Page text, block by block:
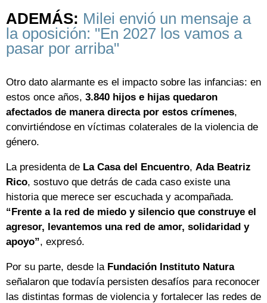
ADEMÁS: Milei envió un mensaje a
la oposición: "En 2027 los vamos a
pasar por arriba"
Otro dato alarmante es el impacto sobre las infancias: en
estos once años, 3.840 hijos e hijas quedaron
afectados de manera directa por estos crímenes,
convirtiéndose en víctimas colaterales de la violencia de
género.
La presidenta de La Casa del Encuentro, Ada Beatriz
Rico, sostuvo que detrás de cada caso existe una
historia que merece ser escuchada y acompañada.
“Frente a la red de miedo y silencio que construye el
agresor, levantemos una red de amor, solidaridad y
apoyo”, expresó.
Por su parte, desde la Fundación Instituto Natura
señalaron que todavía persisten desafíos para reconocer
las distintas formas de violencia y fortalecer las redes de